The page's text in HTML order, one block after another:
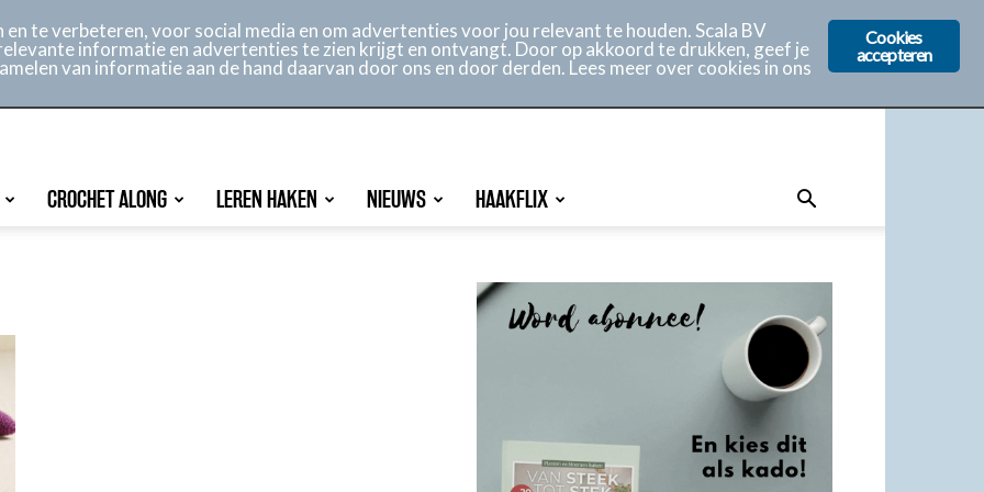
CROCHET ALONG LEREN HAKEN NIEUWS HAAKFLIX
Cookies
accepteren
te verbeteren, voor social media en om advertenties voor jou relevant te houden. Scala BV
informatie en advertenties te zien krijgt en ontvangt. Door op akkoord te drukken, geef je
van informatie aan de hand daarvan door ons en door derden. Lees meer over cookies in ons